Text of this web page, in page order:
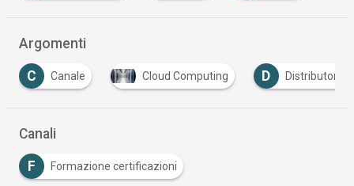
Argomenti
C Canale Cloud Computing D Distributori
Canali
F Formazione certificazioni